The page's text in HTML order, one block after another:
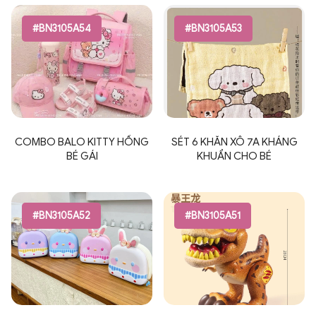
#BN3105A54
COMBO BALO KITTY HỒNG
BÉ GÁI
#BN3105A53
SÉT 6 KHĂN XÔ 7A KHÁNG
KHUẨN CHO BÉ
#BN3105A52 #BN3105A51